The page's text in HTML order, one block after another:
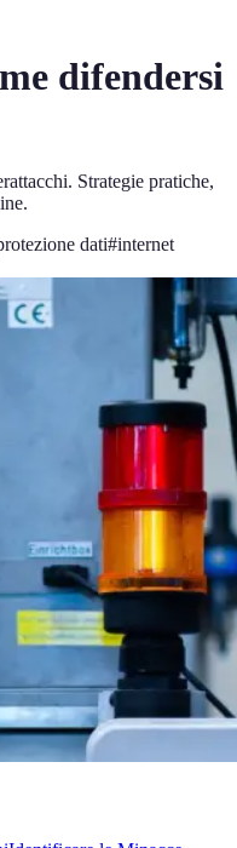
difendersi
Strategie pratiche,
dati#internet